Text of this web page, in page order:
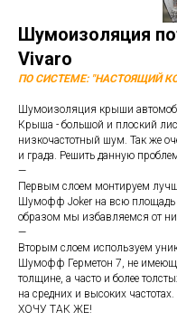
Шумоизоляция
Vivaro
ПО СИСТЕМЕ: "НАСТОЯЩИЙ
Шумоизоляция крыши
Крыша - большой и плоский
низкочастотный шум. Так же
и града. Решить данную
—
Первым слоем монтируем
Шумофф Joker на всю площадь
образом мы избавляемся от
—
Вторым слоем используем
Шумофф Герметон 7, не
толщине, а часто и более
на средних и высоких частотах.
ХОЧУ ТАК ЖЕ!